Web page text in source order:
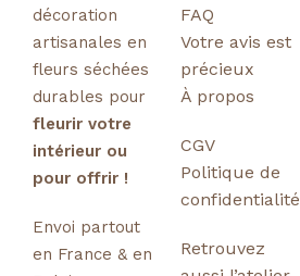
décoration
artisanales en
fleurs séchées
durables pour
fleurir votre
intérieur ou
pour offrir !
Envoi partout
en France & en
FAQ
Votre avis est
précieux
À propos
CGV
Politique de
confidentialité
Retrouvez